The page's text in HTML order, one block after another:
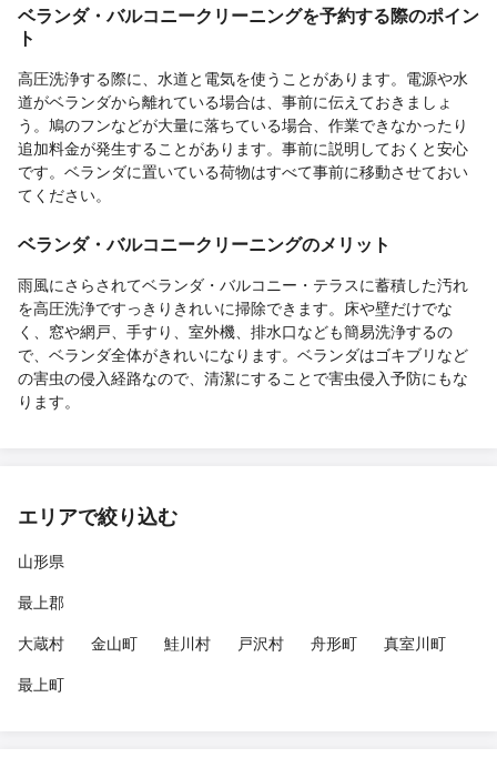
ベランダ・バルコニークリーニングを予約する際のポイン
ト
高圧洗浄する際に、水道と電気を使うことがあります。電源や水
道がベランダから離れている場合は、事前に伝えておきましょ
う。鳩のフンなどが大量に落ちている場合、作業できなかったり
追加料金が発生することがあります。事前に説明しておくと安心
です。ベランダに置いている荷物はすべて事前に移動させておい
てください。
ベランダ・バルコニークリーニングのメリット
雨風にさらされてベランダ・バルコニー・テラスに蓄積した汚れ
を高圧洗浄ですっきりきれいに掃除できます。床や壁だけでな
く、窓や網戸、手すり、室外機、排水口なども簡易洗浄するの
で、ベランダ全体がきれいになります。ベランダはゴキブリなど
の害虫の侵入経路なので、清潔にすることで害虫侵入予防にもな
ります。
エリアで絞り込む
山形県
最上郡
大蔵村
金山町 鮭川村 戸沢村 舟形町
真室川町
最上町